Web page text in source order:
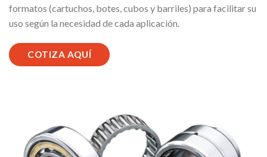
formatos (cartuchos, botes, cubos y barriles) para facilitar su
uso según la necesidad de cada aplicación.
COTIZA AQUÍ